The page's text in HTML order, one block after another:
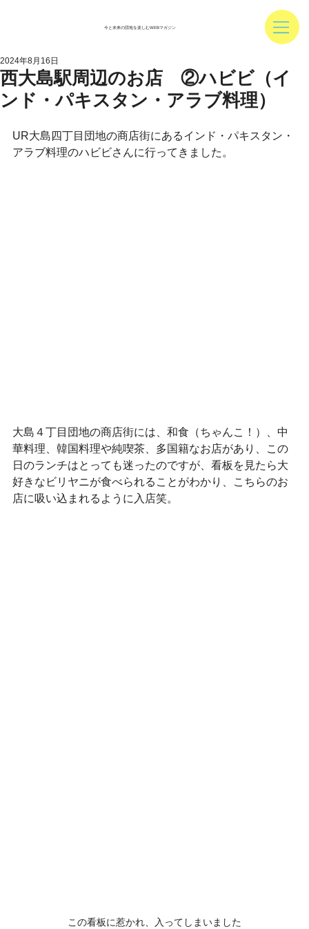
今と未来の団地を楽しむWEBマガジン
西大島駅周辺のお店 ②ハビビ（イ
ンド・パキスタン・アラブ料理）
2024年8月16日
UR大島四丁目団地の商店街にあるインド・パキスタン・
アラブ料理のハビビさんに行ってきました。
大島４丁目団地の商店街には、和食（ちゃんこ！）、中
華料理、韓国料理や純喫茶、多国籍なお店があり、この
日のランチはとっても迷ったのですが、看板を見たら大
好きなビリヤニが食べられることがわかり、こちらのお
店に吸い込まれるように入店笑。
この看板に惹かれ、入ってしまいました